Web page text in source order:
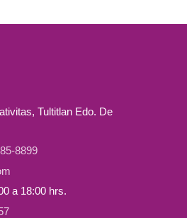
Tultitlan Edo. De
8899
a 18:00 hrs.